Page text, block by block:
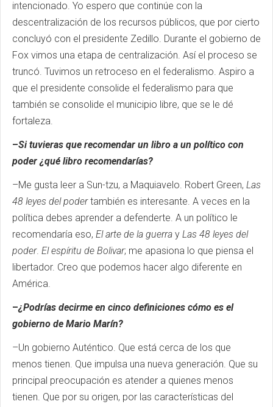
intencionado. Yo espero que continúe con la
descentralización de los recursos públicos, que por cierto
concluyó con el presidente Zedillo. Durante el gobierno de
Fox vimos una etapa de centralización. Así el proceso se
truncó. Tuvimos un retroceso en el federalismo. Aspiro a
que el presidente consolide el federalismo para que
también se consolide el municipio libre, que se le dé
fortaleza.
–Si tuvieras que recomendar un libro a un político con
poder ¿qué libro recomendarías?
–Me gusta leer a Sun-tzu, a Maquiavelo. Robert Green, Las
48 leyes del podertambién es interesante. A veces en la
política debes aprender a defenderte. A un político le
recomendaría eso, El arte de la guerra y Las 48 leyes del
poder. El espíritu de Bolivar; me apasiona lo que piensa el
libertador. Creo que podemos hacer algo diferente en
América.
–¿Podrías decirme en cinco definiciones cómo es el
gobierno de Mario Marín?
–Un gobierno Auténtico. Que está cerca de los que
menos tienen. Que impulsa una nueva generación. Que su
principal preocupación es atender a quienes menos
tienen. Que por su origen, por las características del